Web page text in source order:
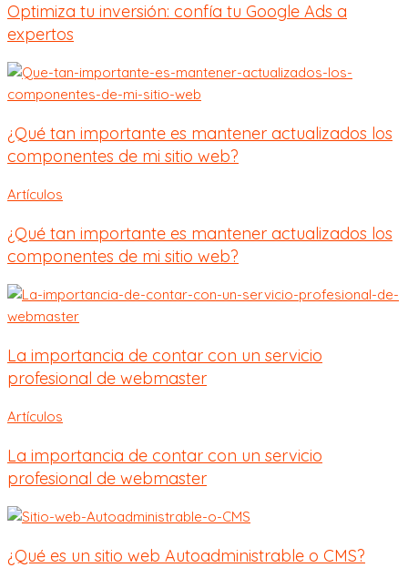
Optimiza tu inversión: confía tu Google Ads a
expertos
¿Qué tan importante es mantener actualizados los
componentes de mi sitio web?
Artículos
¿Qué tan importante es mantener actualizados los
componentes de mi sitio web?
La importancia de contar con un servicio
profesional de webmaster
Artículos
La importancia de contar con un servicio
profesional de webmaster
¿Qué es un sitio web Autoadministrable o CMS?